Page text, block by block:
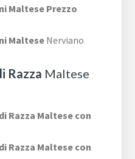
Maltese Prezzo
Maltese Nerviano
Razza Maltese
Razza Maltese con
Razza Maltese con